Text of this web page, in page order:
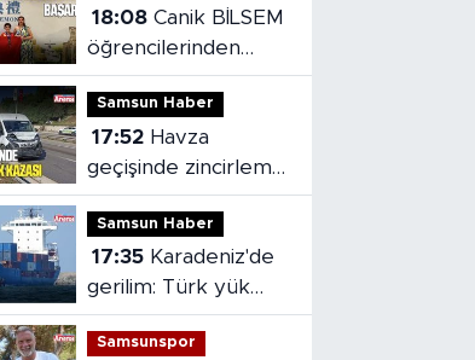
18:08 Canik BİLSEM
öğrencilerinden
Vietnam'da madalya
başarısı
Samsun Haber
17:52
geçişinde zincirleme
trafik kazası: 2 kişi
yaralandı
Samsun Haber
17:35
gerilim: Türk yük
gemisi dron
saldırısına uğradı
Samsunspor